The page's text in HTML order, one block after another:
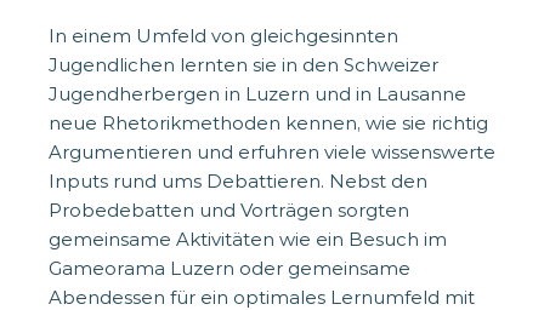
In einem Umfeld von gleichgesinnten
Jugendlichen lernten sie in den Schweizer
Jugendherbergen in Luzern und in Lausanne
neue Rhetorikmethoden kennen, wie sie richtig
Argumentieren und erfuhren viele wissenswerte
Inputs rund ums Debattieren. Nebst den
Probedebatten und Vorträgen sorgten
gemeinsame Aktivitäten wie ein Besuch im
Gameorama Luzern oder gemeinsame
Abendessen für ein optimales Lernumfeld mit